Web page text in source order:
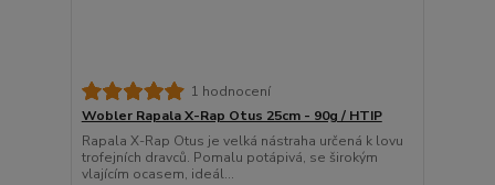
1 hodnocení
Wobler Rapala X-Rap Otus 25cm - 90g / HTIP
Rapala X-Rap Otus je velká nástraha určená k lovu
trofejních dravců. Pomalu potápivá, se širokým
vlajícím ocasem, ideál...